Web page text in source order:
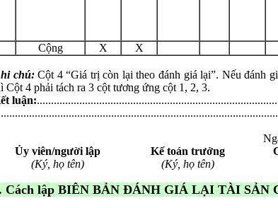
Cộng X X
chú:Cột 4 “Giá trị còn lại theo đánh giá lại”. Nếu đánh
Cột 4 phải tách ra 3 cột tương ứng cột 1, 2, 3.
luận:
Ủy viên/người lập
(Ký, họ tên)
Kế toán trưởng
(Ký, họ tên)
Cách lập BIÊN BẢN ĐÁNH GIÁ LẠI TÀI SẢN